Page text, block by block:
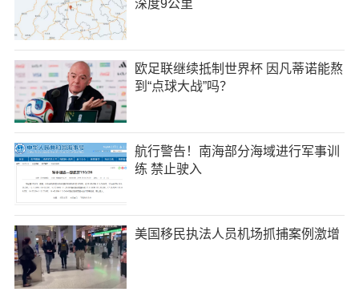
深度9公里
欧足联继续抵制世界杯 因凡蒂诺能熬
到“点球大战”吗？
航行警告！南海部分海域进行军事训
练 禁止驶入
美国移民执法人员机场抓捕案例激增